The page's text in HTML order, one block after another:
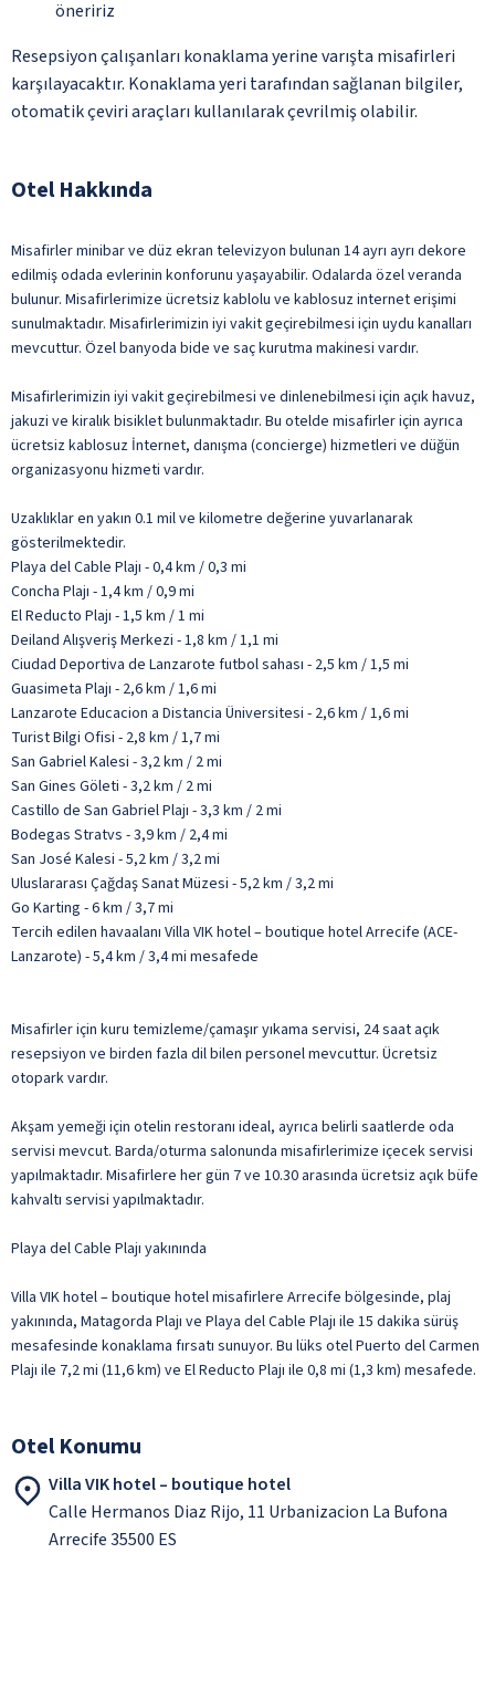
öneririz
Resepsiyon çalışanları konaklama yerine varışta misafirleri
karşılayacaktır. Konaklama yeri tarafından sağlanan bilgiler,
otomatik çeviri araçları kullanılarak çevrilmiş olabilir.
Otel Hakkında
Misafirler minibar ve düz ekran televizyon bulunan 14 ayrı ayrı dekore
edilmiş odada evlerinin konforunu yaşayabilir. Odalarda özel veranda
bulunur. Misafirlerimize ücretsiz kablolu ve kablosuz internet erişimi
sunulmaktadır. Misafirlerimizin iyi vakit geçirebilmesi için uydu kanalları
mevcuttur. Özel banyoda bide ve saç kurutma makinesi vardır.
Misafirlerimizin iyi vakit geçirebilmesi ve dinlenebilmesi için açık havuz,
jakuzi ve kiralık bisiklet bulunmaktadır. Bu otelde misafirler için ayrıca
ücretsiz kablosuz İnternet, danışma (concierge) hizmetleri ve düğün
organizasyonu hizmeti vardır.
Uzaklıklar en yakın 0.1 mil ve kilometre değerine yuvarlanarak
gösterilmektedir.
Playa del Cable Plajı - 0,4 km / 0,3 mi
Concha Plajı - 1,4 km / 0,9 mi
El Reducto Plajı - 1,5 km / 1 mi
Deiland Alışveriş Merkezi - 1,8 km / 1,1 mi
Ciudad Deportiva de Lanzarote futbol sahası - 2,5 km / 1,5 mi
Guasimeta Plajı - 2,6 km / 1,6 mi
Lanzarote Educacion a Distancia Üniversitesi - 2,6 km / 1,6 mi
Turist Bilgi Ofisi - 2,8 km / 1,7 mi
San Gabriel Kalesi - 3,2 km / 2 mi
San Gines Göleti - 3,2 km / 2 mi
Castillo de San Gabriel Plajı - 3,3 km / 2 mi
Bodegas Stratvs - 3,9 km / 2,4 mi
San José Kalesi - 5,2 km / 3,2 mi
Uluslararası Çağdaş Sanat Müzesi - 5,2 km / 3,2 mi
Go Karting - 6 km / 3,7 mi
Tercih edilen havaalanı Villa VIK hotel – boutique hotel Arrecife (ACE-
Lanzarote) - 5,4 km / 3,4 mi mesafede
Misafirler için kuru temizleme/çamaşır yıkama servisi, 24 saat açık
resepsiyon ve birden fazla dil bilen personel mevcuttur. Ücretsiz
otopark vardır.
Akşam yemeği için otelin restoranı ideal, ayrıca belirli saatlerde oda
servisi mevcut. Barda/oturma salonunda misafirlerimize içecek servisi
yapılmaktadır. Misafirlere her gün 7 ve 10.30 arasında ücretsiz açık büfe
kahvaltı servisi yapılmaktadır.
Playa del Cable Plajı yakınında
Villa VIK hotel – boutique hotel misafirlere Arrecife bölgesinde, plaj
yakınında, Matagorda Plajı ve Playa del Cable Plajı ile 15 dakika sürüş
mesafesinde konaklama fırsatı sunuyor. Bu lüks otel Puerto del Carmen
Plajı ile 7,2 mi (11,6 km) ve El Reducto Plajı ile 0,8 mi (1,3 km) mesafede.
Otel Konumu
Villa VIK hotel – boutique hotel
Calle Hermanos Diaz Rijo, 11 Urbanizacion La Bufona
Arrecife 35500 ES